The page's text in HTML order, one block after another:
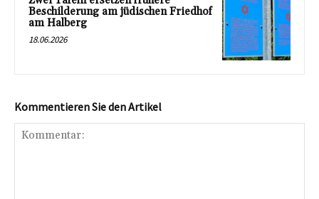
Beschilderung am jüdischen Friedhof
am Halberg
18.06.2026
Kommentieren Sie den Artikel